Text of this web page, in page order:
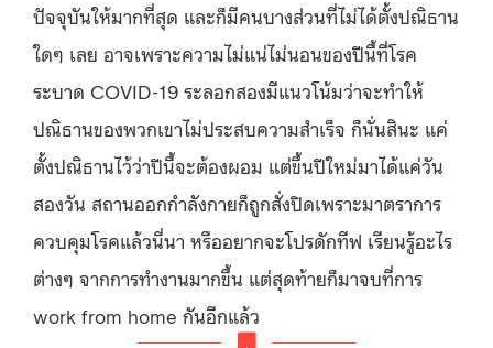
ปัจจุบันให้มากที่สุด และก็มีคนบางส่วนที่ไม่ได้ตั้งปณิธาน
ใดๆ เลย อาจเพราะความไม่แน่ไม่นอนของปีนี้ที่โรค
ระบาด COVID-19 ระลอกสองมีแนวโน้มว่าจะทำให้
ปณิธานของพวกเขาไม่ประสบความสำเร็จ ก็นั่นสินะ แค่
ตั้งปณิธานไว้ว่าปีนี้จะต้องผอม แต่ขึ้นปีใหม่มาได้แค่วัน
สองวัน สถานออกกำลังกายก็ถูกสั่งปิดเพราะมาตราการ
ควบคุมโรคแล้วนี่นา หรืออยากจะโปรดักทีฟ เรียนรู้อะไร
ต่างๆ จากการทำงานมากขึ้น แต่สุดท้ายก็มาจบที่การ
work from home กันอีกแล้ว